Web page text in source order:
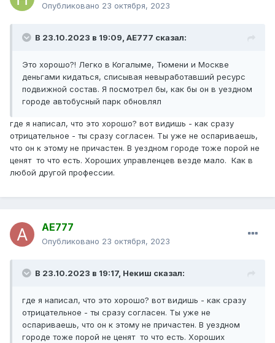
Опубликовано 23 октября, 2023
В 23.10.2023 в 19:09, AE777 сказал:
Это хорошо?! Легко в Когалыме, Тюмени и Москве
деньгами кидаться, списывая невыработавший ресурс
подвижной состав. Я посмотрел бы, как бы он в уездном
городе автобусный парк обновлял
где я написал, что это хорошо? вот видишь - как сразу
отрицательное - ты сразу согласен. Ты уже не оспариваешь,
что он к этому не причастен. В уездном городе тоже порой не
ценят то что есть. Хороших управленцев везде мало. Как в
любой другой профессии.
AE777
Опубликовано 23 октября, 2023
В 23.10.2023 в 19:17, Некиш сказал:
где я написал, что это хорошо? вот видишь - как сразу
отрицательное - ты сразу согласен. Ты уже не
оспариваешь, что он к этому не причастен. В уездном
городе тоже порой не ценят то что есть. Хороших